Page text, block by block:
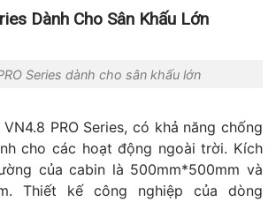
Dành Cho Sân Khấu Lớn
Series dành cho sân khấu lớn
PRO Series, có khả năng chống
cho các hoạt động ngoài trời. Kích
của cabin là 500mm*500mm và
Thiết kế công nghiệp của dòng